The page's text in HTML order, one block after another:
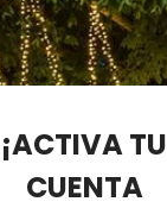
¡ACTIVA TU
CUENTA